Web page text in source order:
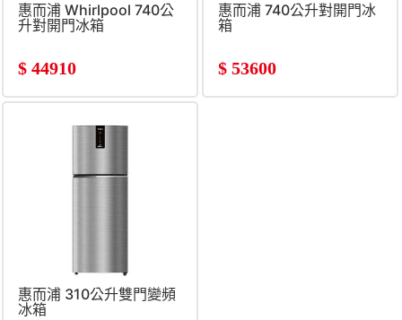
惠而浦 Whirlpool 740公
升對開門冰箱
$ 44910
惠而浦 740公升對開門冰
箱
$ 53600
惠而浦 310公升雙門變頻
冰箱